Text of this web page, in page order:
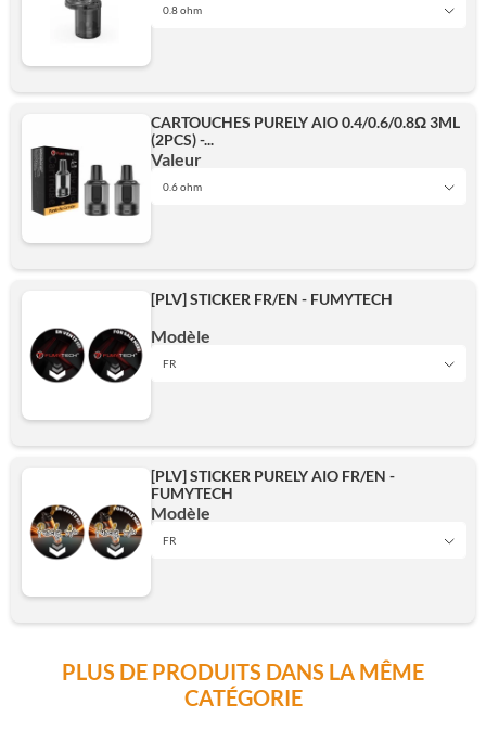
0.8 ohm
0.8 ohm
CARTOUCHES PURELY AIO 0.4/0.6/0.8Ω 3ML
(2PCS) -...
Valeur
0.6 ohm
[PLV] STICKER FR/EN - FUMYTECH
Modèle
FR
EN
[PLV] STICKER PURELY AIO FR/EN -
FUMYTECH
Modèle
FR
EN
PLUS DE PRODUITS DANS LA MÊME
CATÉGORIE